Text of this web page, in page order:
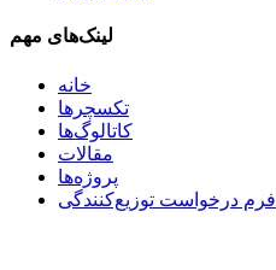
لینک‌های مهم
خانه
تکسچرها
کاتالوگ‌ها
مقالات
پروژه‌ها
فرم درخواست توزیع‌کنندگی